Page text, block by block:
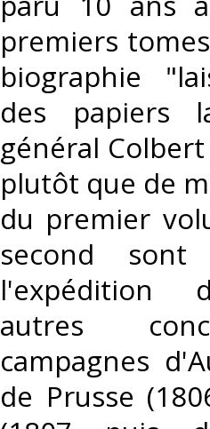
premiers
biographie
des papiers
général
plutôt que de
du premier
second sont
l'expédition
autres
campagnes
de Prusse